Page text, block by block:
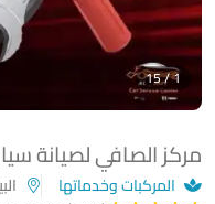
مركز الصافي لصيانة
المركبات وخدماتها
1 / 15